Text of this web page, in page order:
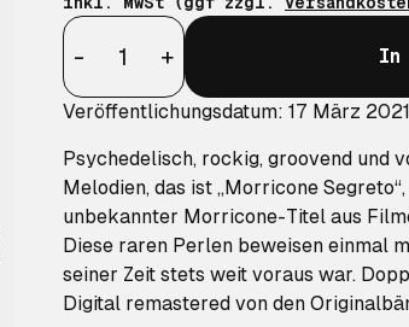
Anzahl
-
+ In
Veröffentlichungsdatum: 17 März 2021
Psychedelisch, rockig, groovend und
Melodien, das ist „Morricone
unbekannter Morricone-Titel aus
Diese raren Perlen beweisen einmal
seiner Zeit stets weit voraus war.
Digital remastered von den